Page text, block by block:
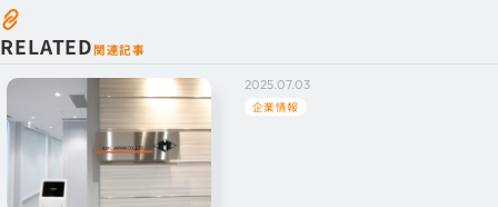
RELATED関連記事
2025.07.03
企業情報